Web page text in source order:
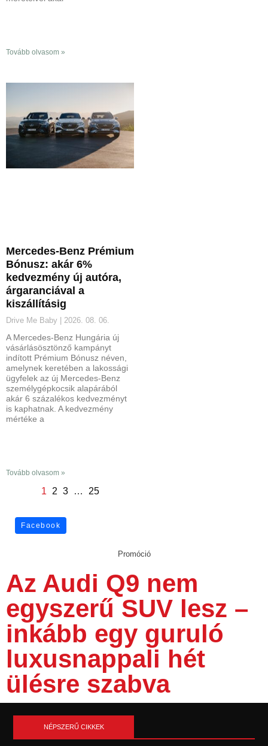
Tovább olvasom »
Mercedes-Benz Prémium
Bónusz: akár 6%
kedvezmény új autóra,
árgaranciával a
kiszállításig
Drive Me Baby 2026. 08. 06.
A Mercedes-Benz Hungária új
vásárlásösztönző kampányt
indított Prémium Bónusz néven,
amelynek keretében a lakossági
ügyfelek az új Mercedes-Benz
személygépkocsik alapárából
akár 6 százalékos kedvezményt
is kaphatnak. A kedvezmény
mértéke a
Tovább olvasom »
1 2 3 … 25
Facebook
Promóció
Az Audi Q9 nem
egyszerű SUV lesz –
inkább egy guruló
luxusnappali hét
ülésre szabva
NÉPSZERŰ CIKKEK